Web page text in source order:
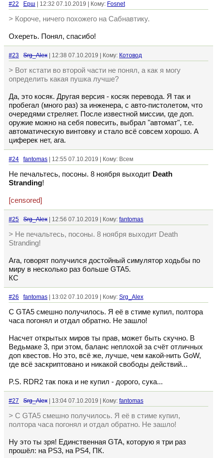
#22 Ерш | 12:32 07.10.2019 | Кому: Fosnet
> Короче, ничего похожего на Сабнавтику.
Охереть. Понял, спасибо!
#23 Srg_Alex | 12:38 07.10.2019 | Кому: Котовод
> Вот кстати во второй части не понял, а как я могу
определить какая пушка лучше?
Да, это косяк. Другая версия - косяк перевода. Я так и
пробегал (много раз) за инженера, с авто-пистолетом, что
очередями стреляет. После известной миссии, где доп.
оружие можно на себя повесить, выбрал "автомат", т.е.
автоматическую винтовку и стало всё совсем хорошо. А
циферек нет, ага.
#24 fantomas | 12:55 07.10.2019 | Кому: Всем
Не печальтесь, посоны. 8 ноября выходит Death
Stranding!
[censored]
#25 Srg_Alex | 12:56 07.10.2019 | Кому: fantomas
> Не печальтесь, посоны. 8 ноября выходит Death
Stranding!
Ага, говорят получился достойный симулятор ходьбы по
миру в несколько раз больше GTA5.
КС
#26 fantomas | 13:02 07.10.2019 | Кому: Srg_Alex
С GTA5 смешно получилось. Я её в стиме купил, полтора
часа погонял и отдал обратно. Не зашло!
Насчет открытых миров ты прав, может быть скучно. В
Ведьмаке 3, при этом, баланс неплохой за счёт отличных
доп квестов. Но это, всё же, лучше, чем какой-нить GoW,
где всё заскриптовано и никакой свободы действий...
P.S. RDR2 так пока и не купил - дорого, сука...
#27 Srg_Alex | 13:04 07.10.2019 | Кому: fantomas
> С GTA5 смешно получилось. Я её в стиме купил,
полтора часа погонял и отдал обратно. Не зашло!
Ну это ты зря! Единственная GTA, которую я три раз
прошёл: на PS3, на PS4, ПК.